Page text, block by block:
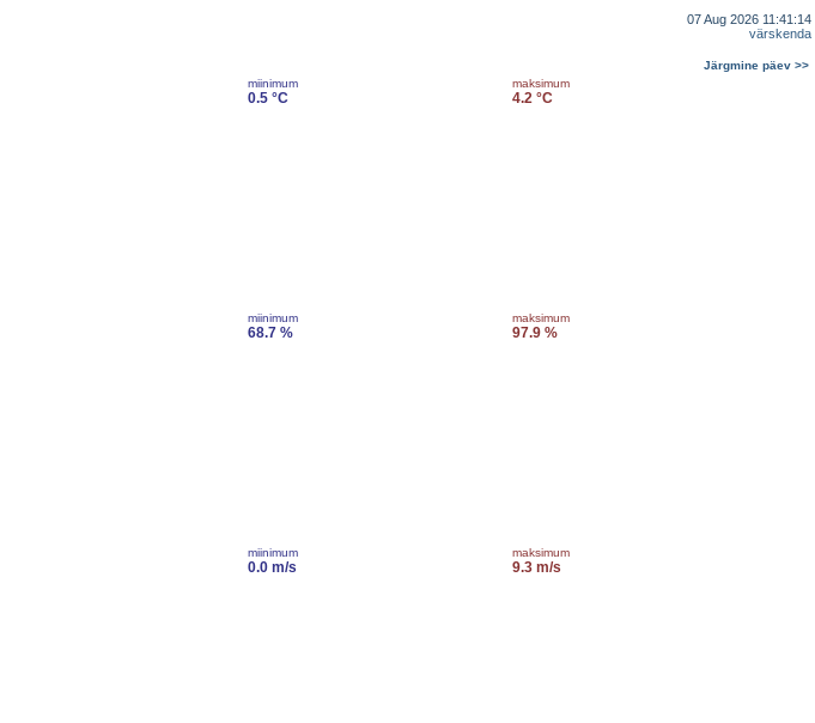
07 Aug 2026 11:41:14
värskenda
Järgmine päev >>
miinimum
0.5 °C
maksimum
4.2 °C
miinimum
68.7 %
maksimum
97.9 %
miinimum
0.0 m/s
maksimum
9.3 m/s